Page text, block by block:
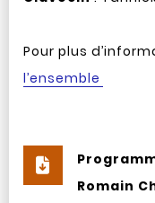
Pour plus
l’ensemble
Romain